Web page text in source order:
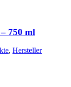
750 ml
, Hersteller